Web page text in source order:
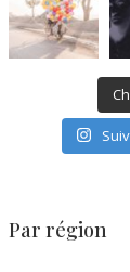
Par région